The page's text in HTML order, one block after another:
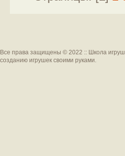
Все права защищены © 2022 :: Школа
созданию игрушек своими руками.